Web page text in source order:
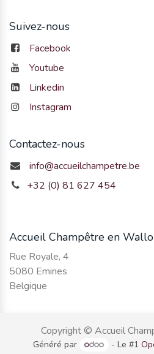
Suivez-nous
Facebook
Youtube
Linkedin
Instagram
Contactez-nous
info@accueilchampetre.be
+32 (0) 81 627 454
Accueil Champêtre en
Rue Royale, 4
5080 Emines
Belgique
Copyright © Accueil
Généré par - Le #1